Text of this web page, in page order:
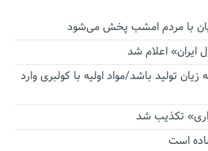
با مردم امشب پخش می‌شود
اعلام شد
تولید باشد/مواد اولیه با کولبری وارد
تکذیب شد
است